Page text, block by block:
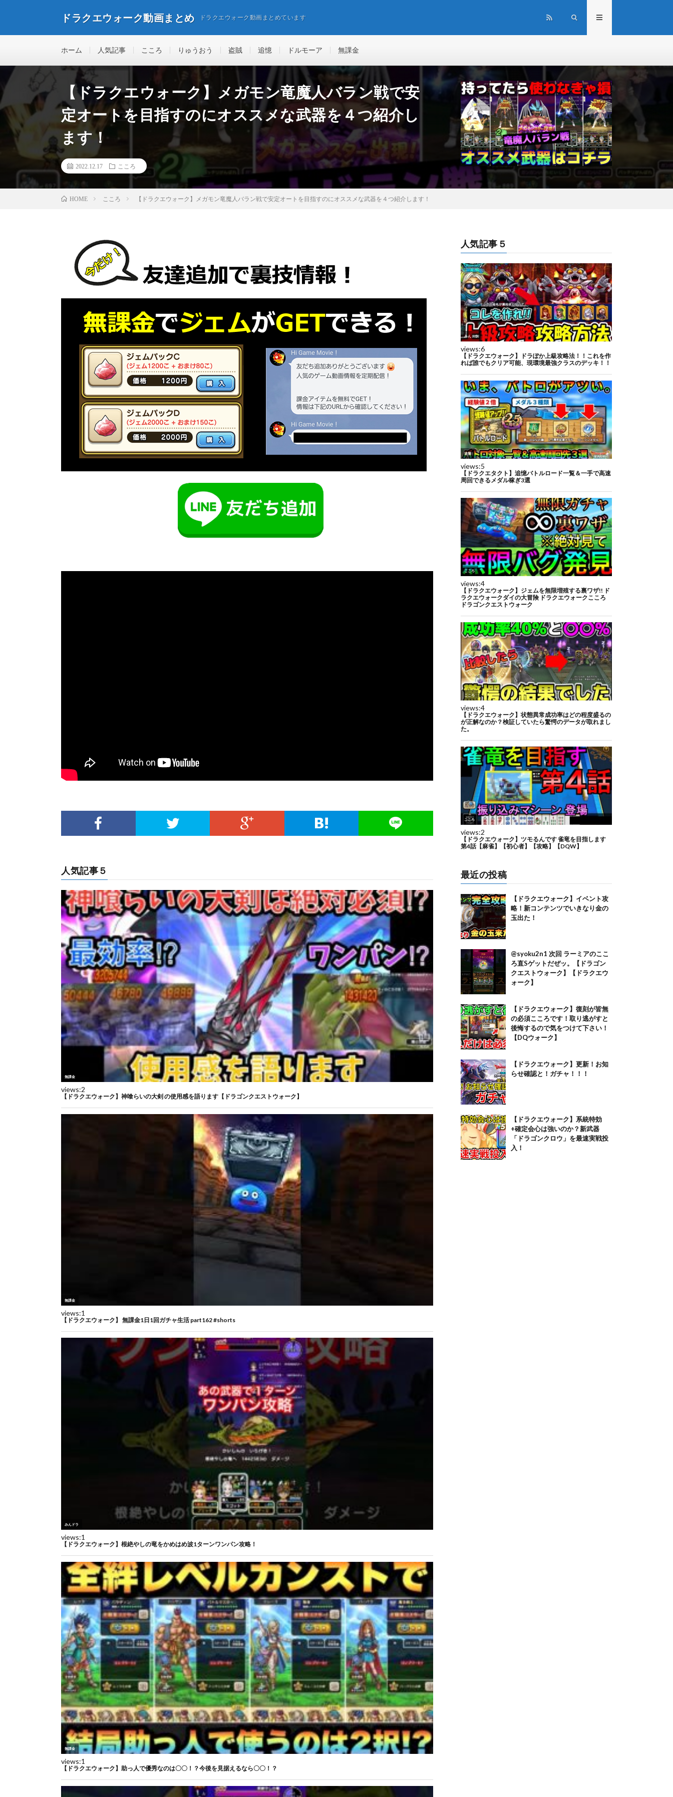
ドラクエウォーク動画まとめ ドラクエウォーク動画まとめています
ホーム 人気記事 こころ りゅうおう 盗賊 追憶 ドルモーア 無課金
【ドラクエウォーク】メガモン竜魔人バラン戦で安
定オートを目指すのにオススメな武器を４つ紹介し
ます！
2022.12.17 こころ
HOME こころ 【ドラクエウォーク】メガモン竜魔人バラン戦で安定オートを目指すのにオススメな武器を４つ紹介します！
人気記事５
人気記事５
最近の投稿
【ドラクエウォーク】イベント攻
略！新コンテンツでいきなり金の
玉出た！
@syoku2n1 次回 ラーミアのここ
ろ直Sゲットだぜッ。【ドラゴン
クエストウォーク】【ドラクエウ
ォーク】
【ドラクエウォーク】復刻が皆無
の必須こころです！取り逃がすと
後悔するので気をつけて下さい！
【DQウォーク】
【ドラクエウォーク】更新！お知
らせ確認と！ガチャ！！！
【ドラクエウォーク】系統特効
+確定会心は強いのか？新武器
「ドラゴンクロウ」を最速実戦投
入！